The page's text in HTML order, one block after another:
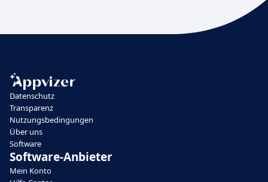
Datenschutz
Transparenz
Nutzungsbedingungen
Über uns
Software
Software-Anbieter
Mein Konto